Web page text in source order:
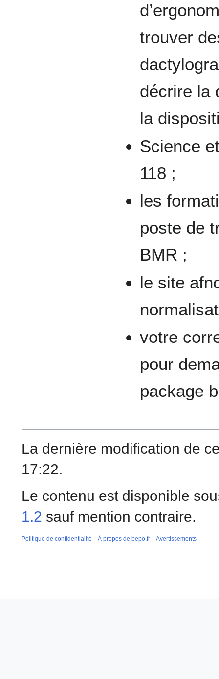
trouver
décrire la
la
Science
118 ;
les
poste de
BMR ;
le site
votre
pour
package
La dernière modification de
17:22.
Le contenu est disponible
1.2 sauf mention contraire.
Politique de confidentialité À propos de bepo.fr Avertissements